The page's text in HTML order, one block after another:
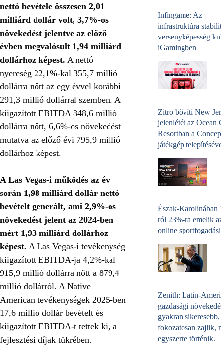
nettó bevétele összesen 2,01
milliárd dollár volt, 3,7%-os
növekedést jelentve az előző
évben megvalósult 1,94 milliárd
dollárhoz képest. A nettó
nyereség 22,1%-kal 355,7 millió
dollárra nőtt az egy évvel korábbi
291,3 millió dollárral szemben. A
kiigazított EBITDA 848,6 millió
dollárra nőtt, 6,6%-os növekedést
mutatva az előző évi 795,9 millió
dollárhoz képest.
A Las Vegas-i működés az év
során 1,98 milliárd dollár nettó
bevételt generált, ami 2,9%-os
növekedést jelent az 2024-ben
mért 1,93 milliárd dollárhoz
képest. A Las Vegas-i tevékenység
kiigazított EBITDA-ja 4,2%-kal
915,9 millió dollárra nőtt a 879,4
millió dollárról. A Native
American tevékenységek 2025-ben
17,6 millió dollár bevételt és
kiigazított EBITDA-t tettek ki, a
fejlesztési díjak tükrében.
Infingame: Az
infrastruktúra
versenyképesség
iGamingben
Zitro bővíti New
jelenlétét az Ocean
Resortban a
játékgép
Észak-Karolinában
ról 23%-ra emelik
online
Zenith: Latin-
gazdasági
gyakran sikeresebb,
fokozatosan zajlik,
egyszerre történik.